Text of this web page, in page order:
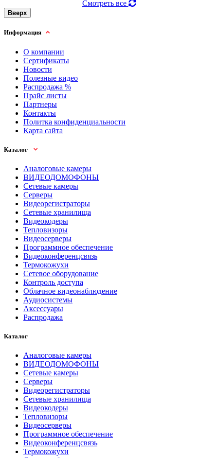
Смотреть все
Вверх
Информация
О компании
Сертификаты
Новости
Полезные видео
Распродажа %
Прайс листы
Партнеры
Контакты
Политка конфиденциальности
Карта сайта
Каталог
Аналоговые камеры
ВИДЕОДОМОФОНЫ
Сетевые камеры
Серверы
Видеорегистраторы
Сетевые хранилища
Видеокодеры
Тепловизоры
Видеосерверы
Программное обеспечение
Видеоконференцсвязь
Термокожухи
Сетевое оборудование
Контроль доступа
Облачное видеонаблюдение
Аудиосистемы
Аксессуары
Распродажа
Каталог
Аналоговые камеры
ВИДЕОДОМОФОНЫ
Сетевые камеры
Серверы
Видеорегистраторы
Сетевые хранилища
Видеокодеры
Тепловизоры
Видеосерверы
Программное обеспечение
Видеоконференцсвязь
Термокожухи